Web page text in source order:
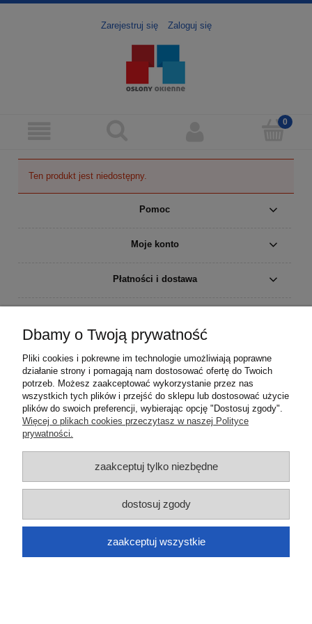
Zarejestruj się Zaloguj się
Ten produkt jest niedostępny.
Pomoc
Moje konto
Płatności i dostawa
pokaż pełną wersję strony
Sklep internetowy Shoper.pl
Dbamy o Twoją prywatność
Pliki cookies i pokrewne im technologie umożliwiają poprawne
działanie strony i pomagają nam dostosować ofertę do Twoich
potrzeb. Możesz zaakceptować wykorzystanie przez nas
wszystkich tych plików i przejść do sklepu lub dostosować użycie
plików do swoich preferencji, wybierając opcję "Dostosuj zgody".
Więcej o plikach cookies przeczytasz w naszej Polityce
prywatności.
zaakceptuj tylko niezbędne
dostosuj zgody
zaakceptuj wszystkie